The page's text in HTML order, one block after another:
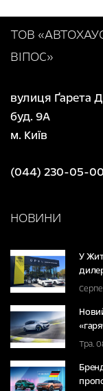
ТОВ
ВІПОС»
вулиця Ґарета
буд. 9А
м. Київ
(044) 230-05-00
НОВИНИ
У
Тра.